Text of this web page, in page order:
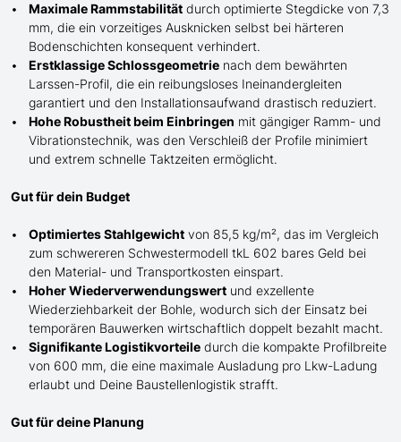
Maximale Rammstabilität durch optimierte Stegdicke von 7,3
mm, die ein vorzeitiges Ausknicken selbst bei härteren
Bodenschichten konsequent verhindert.
Erstklassige Schlossgeometrie nach dem bewährten
Larssen-Profil, die ein reibungsloses Ineinandergleiten
garantiert und den Installationsaufwand drastisch reduziert.
Hohe Robustheit beim Einbringen mit gängiger Ramm- und
Vibrationstechnik, was den Verschleiß der Profile minimiert
und extrem schnelle Taktzeiten ermöglicht.
Gut für dein Budget
Optimiertes Stahlgewicht von 85,5 kg/m², das im Vergleich
zum schwereren Schwestermodell tkL 602 bares Geld bei
den Material- und Transportkosten einspart.
Hoher Wiederverwendungswert und exzellente
Wiederziehbarkeit der Bohle, wodurch sich der Einsatz bei
temporären Bauwerken wirtschaftlich doppelt bezahlt macht.
Signifikante Logistikvorteile durch die kompakte Profilbreite
von 600 mm, die eine maximale Ausladung pro Lkw-Ladung
erlaubt und Deine Baustellenlogistik strafft.
Gut für deine Planung